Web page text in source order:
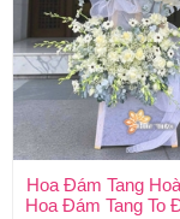
Hoa Đám Tang
Hoa Đám Tang To